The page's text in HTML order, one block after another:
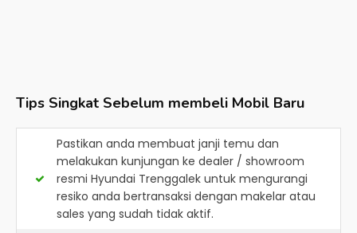
Tips Singkat Sebelum membeli Mobil Baru
Pastikan anda membuat janji temu dan
melakukan kunjungan ke dealer / showroom
resmi Hyundai Trenggalek untuk mengurangi
resiko anda bertransaksi dengan makelar atau
sales yang sudah tidak aktif.